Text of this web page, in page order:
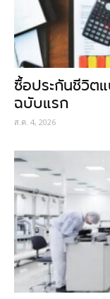
ซื้อประกันชีวิต
ฉบับแรก
ส.ค. 4, 2026